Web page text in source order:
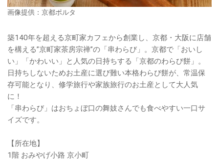
画像提供：京都ポルタ
築140年を超える京町家カフェから創業し、京都・大阪に店舗
を構える”京町家茶房宗禅”の「串わらび」。京都で「おいし
い」「かわいい」と人気の日持ちする「京都のわらび餅」。
日持ちしないためお土産に選び難い本格わらび餅が、常温保
存可能となり、修学旅行や家族旅行のお土産として大人気
に！
「串わらび」はおちょぼ口の舞妓さんでも食べやすい一口サ
イズです。
【所在地】
1階 おみやげ小路 京小町